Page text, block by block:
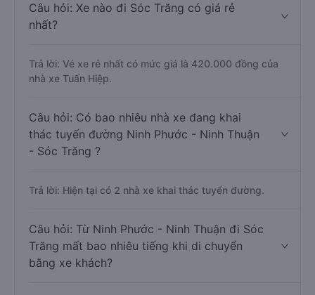
Câu hỏi: Xe nào đi Sóc Trăng có giá rẻ
nhất?
Trả lời: Vé xe rẻ nhất có mức giá là 420.000 đồng của
nhà xe Tuấn Hiệp.
Câu hỏi: Có bao nhiêu nhà xe đang khai
thác tuyến đường Ninh Phước - Ninh Thuận
- Sóc Trăng ?
Trả lời: Hiện tại có 2 nhà xe khai thác tuyến đường.
Câu hỏi: Từ Ninh Phước - Ninh Thuận đi Sóc
Trăng mất bao nhiêu tiếng khi di chuyển
bằng xe khách?